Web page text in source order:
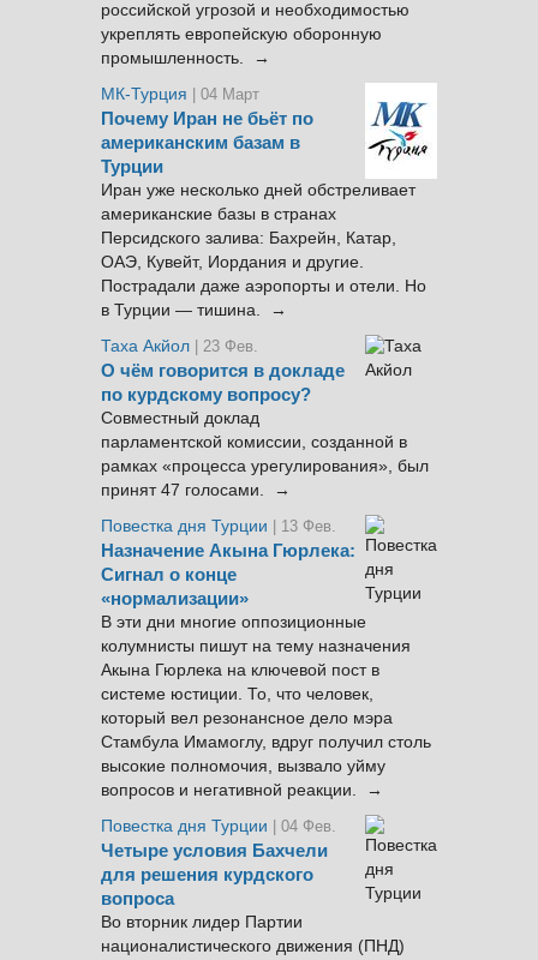
российской угрозой и необходимостью
укреплять европейскую оборонную
промышленность. →
МК-Турция
| 04 Март
Почему Иран не бьёт по
американским базам в
Турции
Иран уже несколько дней обстреливает
американские базы в странах
Персидского залива: Бахрейн, Катар,
ОАЭ, Кувейт, Иордания и другие.
Пострадали даже аэропорты и отели. Но
в Турции — тишина. →
Таха Акйол | 23 Фев.
О чём говорится в докладе
по курдскому вопросу?
Совместный доклад
парламентской комиссии, созданной в
рамках «процесса урегулирования», был
принят 47 голосами. →
Повестка дня Турции
| 13 Фев.
Назначение Акына Гюрлека:
Сигнал о конце
«нормализации»
В эти дни многие оппозиционные
колумнисты пишут на тему назначения
Акына Гюрлека на ключевой пост в
системе юстиции. То, что человек,
который вел резонансное дело мэра
Стамбула Имамоглу, вдруг получил столь
высокие полномочия, вызвало уйму
вопросов и негативной реакции. →
Повестка дня Турции
| 04 Фев.
Четыре условия Бахчели
для решения курдского
вопроса
Во вторник лидер Партии
националистического движения (ПНД)